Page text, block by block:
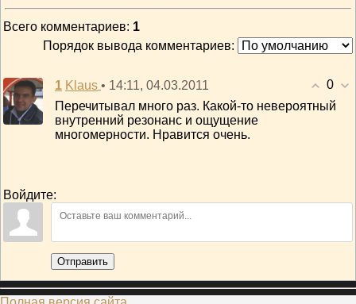
Всего комментариев: 1
Порядок вывода комментариев:
0
1 Klaus • 14:11, 04.03.2011
Перечитывал много раз. Какой-то невероятный
внутренний резонанс и ощущение
многомерности. Нравится очень.
Войдите:
Отправить